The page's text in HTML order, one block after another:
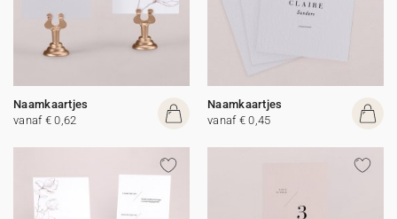
Naamkaartjes
vanaf € 0,62
Naamkaartjes
vanaf € 0,45